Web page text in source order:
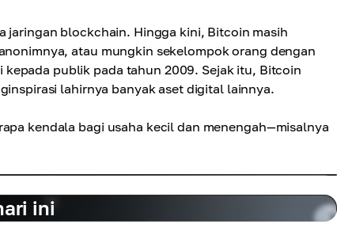
jaringan blockchain. Hingga kini, Bitcoin masih
atau mungkin sekelompok orang dengan
publik pada tahun 2009. Sejak itu, Bitcoin
lahirnya banyak aset digital lainnya.
kendala bagi usaha kecil dan menengah—misalnya
ini